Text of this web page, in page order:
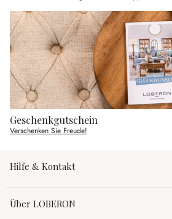
Geschenkgutschein
Verschenken Sie Freude!
Hilfe & Kontakt
Über LOBERON